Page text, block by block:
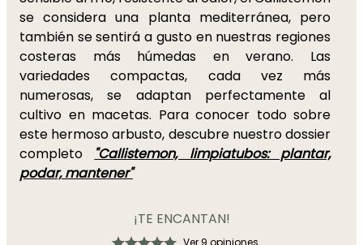
se considera una planta mediterránea, pero
también se sentirá a gusto en nuestras regiones
costeras más húmedas en verano. Las
variedades compactas, cada vez más
numerosas, se adaptan perfectamente al
cultivo en macetas. Para conocer todo sobre
este hermoso arbusto, descubre nuestro dossier
completo
"Callistemon, limpiatubos: plantar,
podar, mantener"
¡TE ENCANTAN!
Ver 9 opiniones